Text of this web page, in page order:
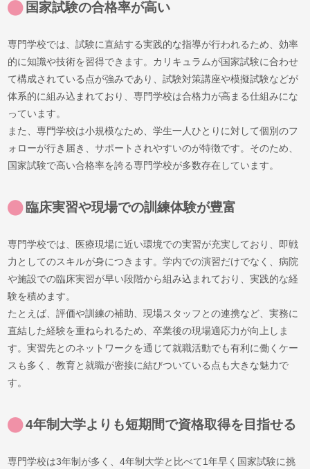
国家試験の合格率が高い
専門学校では、試験に直結する実践的な指導が行われるため、効率
的に知識や技術を習得できます。カリキュラムが国家試験に合わせ
て構成されている点が強みであり、試験対策講座や模擬試験などが
体系的に組み込まれており、専門学校は合格力が高まる仕組みにな
っています。
また、専門学校は小規模なため、学生一人ひとりに対して個別のフ
ォローが行き届き、サポートされやすいのが特徴です。そのため、
国家試験で高い合格率を誇る専門学校が多数存在しています。
臨床実習や現場での訓練体験が豊富
専門学校では、医療現場に近い環境での実習が充実しており、即戦
力としてのスキルが身につきます。学内での演習だけでなく、病院
や施設での臨床実習が早い段階から組み込まれており、実践的な経
験を積めます。
たとえば、評価や訓練の補助、現場スタッフとの連携など、実務に
直結した経験を重ねられるため、卒業後の現場適応力が向上しま
す。実習先とのネットワークを通じて就職活動でも有利に働くケー
スも多く、教育と就職が密接に結びついている点も大きな魅力で
す。
4年制大学よりも短期間で資格取得を目指せる
専門学校は3年制が多く、4年制大学と比べて1年早く国家試験に挑